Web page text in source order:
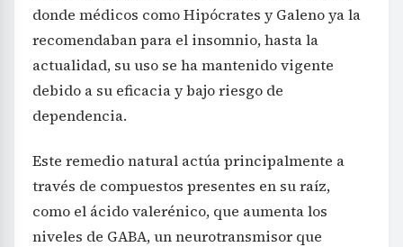
donde médicos como Hipócrates y Galeno ya la
recomendaban para el insomnio, hasta la
actualidad, su uso se ha mantenido vigente
debido a su eficacia y bajo riesgo de
dependencia.
Este remedio natural actúa principalmente a
través de compuestos presentes en su raíz,
como el ácido valerénico, que aumenta los
niveles de GABA, un neurotransmisor que